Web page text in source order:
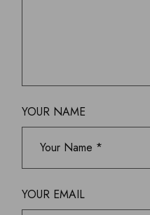
YOUR NAME
YOUR EMAIL